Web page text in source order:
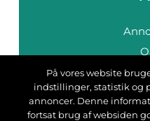
På vores website
indstillinger, statistik og
annoncer. Denne
fortsat brug af websiden